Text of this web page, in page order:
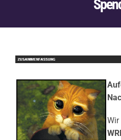
Letzte Episoden New